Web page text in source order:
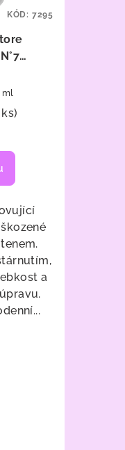
na
ml
ml
a
KÓD: 7295